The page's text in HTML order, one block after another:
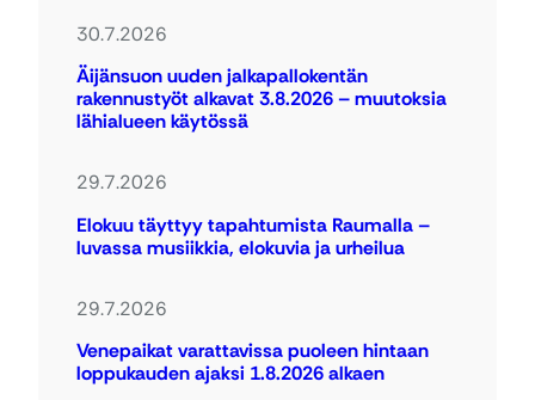
30.7.2026
Äijänsuon uuden jalkapallokentän
rakennustyöt alkavat 3.8.2026 – muutoksia
lähialueen käytössä
29.7.2026
Elokuu täyttyy tapahtumista Raumalla –
luvassa musiikkia, elokuvia ja urheilua
29.7.2026
Venepaikat varattavissa puoleen hintaan
loppukauden ajaksi 1.8.2026 alkaen